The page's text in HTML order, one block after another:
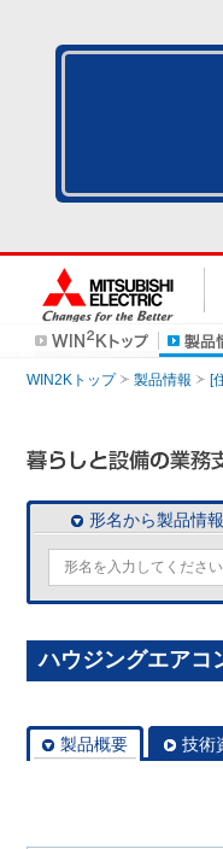
WIN2Kトップ 製品情報 [
形名から製品情
ハウジングエアコ
製品概要 技術